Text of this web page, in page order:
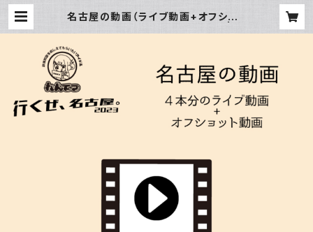
名古屋の動画（ライブ動画+オフショッ